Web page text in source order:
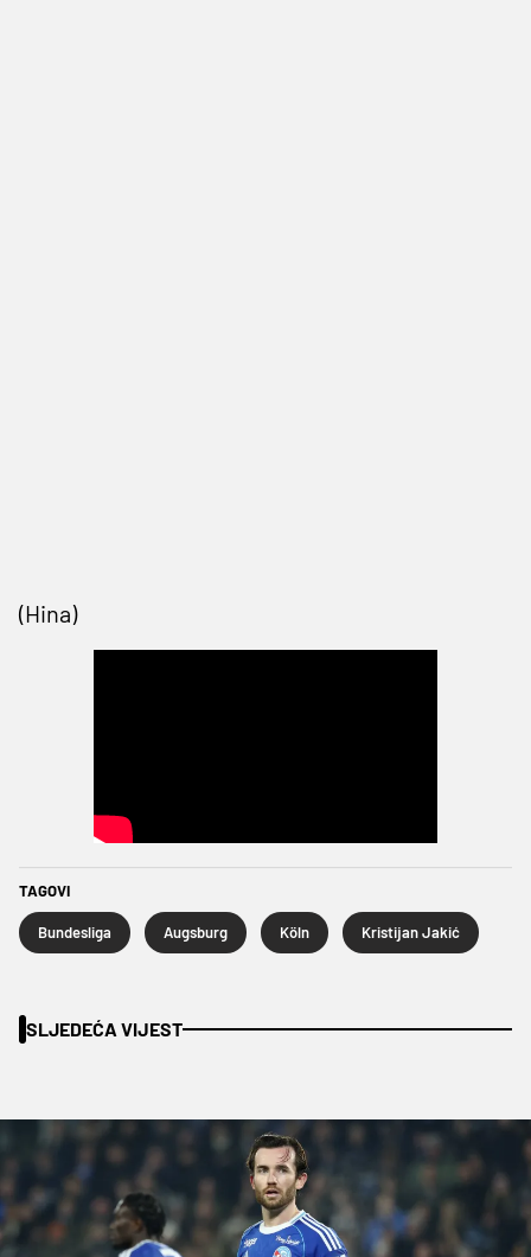
(Hina)
TAGOVI
Bundesliga Augsburg Köln Kristijan Jakić
SLJEDEĆA VIJEST